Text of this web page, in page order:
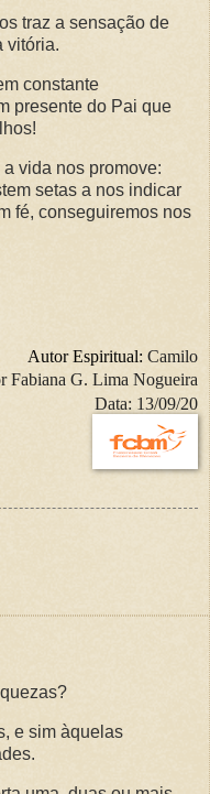
traz a sensação de
vitória.
constante
presente do Pai que
a vida nos promove:
setas a nos indicar
fé, conseguiremos nos
Autor Espiritual: Camilo
Fabiana G. Lima Nogueira
Data: 13/09/20
e sim àquelas